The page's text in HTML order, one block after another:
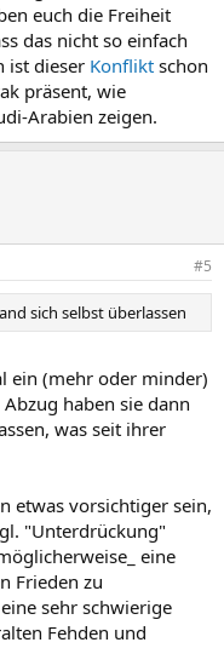
euch die Freiheit
das nicht so einfach
ist dieser Konflikt schon
präsent, wie
Arabien zeigen.
#5
sich selbst überlassen
ein (mehr oder minder)
haben sie dann
was seit ihrer
etwas vorsichtiger sein,
"Unterdrückung"
eine
Frieden zu
sehr schwierige
Fehden und